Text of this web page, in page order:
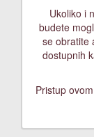
Ukoliko i
budete
se obratite
dostupnih
Pristup